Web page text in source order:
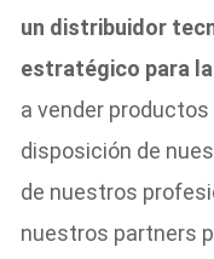
un distribuidor
estratégico para
a vender
disposición de
de nuestros
nuestros partners